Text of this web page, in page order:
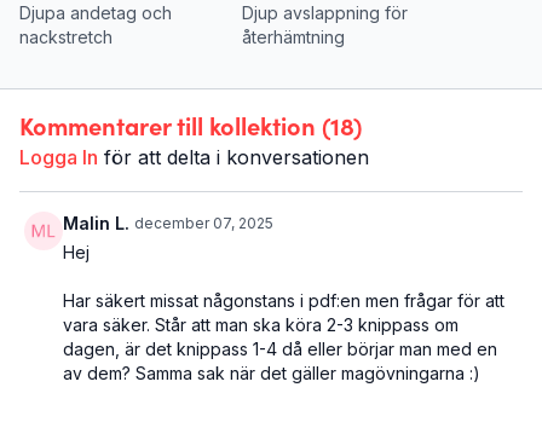
Djupa andetag och
nackstretch
Djup avslappning för
återhämtning
Kommentarer till kollektion (18)
Logga In för att delta i konversationen
Malin L. december 07, 2025
Hej
Har säkert missat någonstans i pdf:en men frågar för att
vara säker. Står att man ska köra 2-3 knippass om
dagen, är det knippass 1-4 då eller börjar man med en
av dem? Samma sak när det gäller magövningarna :)